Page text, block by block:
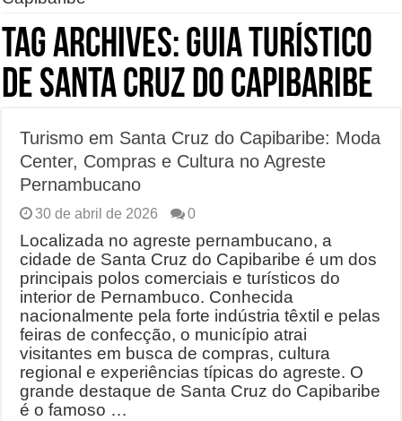
Tag Archives: guia turístico
de Santa Cruz do Capibaribe
Turismo em Santa Cruz do Capibaribe: Moda
Center, Compras e Cultura no Agreste
Pernambucano
30 de abril de 2026 0
Localizada no agreste pernambucano, a
cidade de Santa Cruz do Capibaribe é um dos
principais polos comerciais e turísticos do
interior de Pernambuco. Conhecida
nacionalmente pela forte indústria têxtil e pelas
feiras de confecção, o município atrai
visitantes em busca de compras, cultura
regional e experiências típicas do agreste. O
grande destaque de Santa Cruz do Capibaribe
é o famoso …